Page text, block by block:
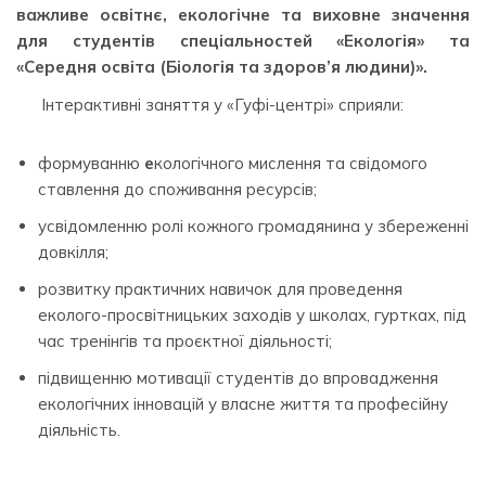
важливе освітнє, екологічне та виховне значення
для студентів спеціальностей «Екологія» та
«Середня освіта (Біологія та здоров’я людини)».
Інтерактивні заняття у «Гуфі-центрі» сприяли:
формуванню екологічного мислення та свідомого
ставлення до споживання ресурсів;
усвідомленню ролі кожного громадянина у збереженні
довкілля;
розвитку практичних навичок для проведення
еколого-просвітницьких заходів у школах, гуртках, під
час тренінгів та проєктної діяльності;
підвищенню мотивації студентів до впровадження
екологічних інновацій у власне життя та професійну
діяльність.